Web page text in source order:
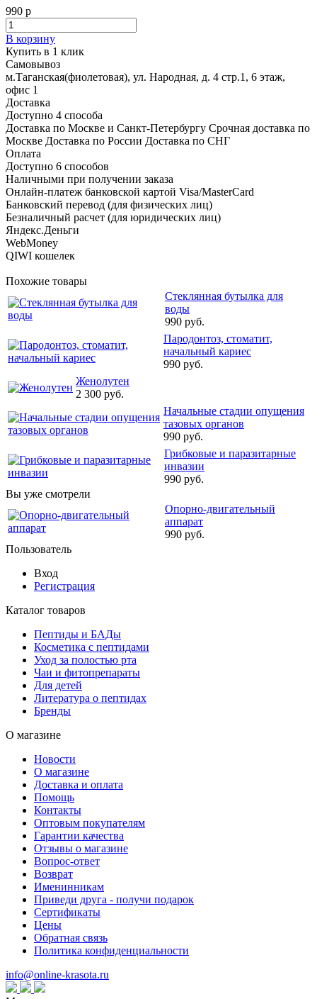
990 р
В корзину
Купить в 1 клик
Самовывоз
м.Таганская(фиолетовая), ул. Народная, д. 4 стр.1, 6 этаж,
офис 1
Доставка
Доступно 4 способа
Доставка по Москве и Санкт-Петербургу Срочная доставка по
Москве Доставка по России Доставка по СНГ
Оплата
Доступно 6 способов
Наличными при получении заказа
Онлайн-платеж банковской картой Visa/MasterCard
Банковский перевод (для физических лиц)
Безналичный расчет (для юридических лиц)
Яндекс.Деньги
WebMoney
QIWI кошелек
Похожие товары
Стеклянная бутылка для
воды
990 руб.
Пародонтоз, стоматит,
начальный кариес
990 руб.
Женолутен
2 300 руб.
Начальные стадии опущения
тазовых органов
990 руб.
Грибковые и паразитарные
инвазии
990 руб.
Вы уже смотрели
Опорно-двигательный
аппарат
990 руб.
Пользователь
Вход
Регистрация
Каталог товаров
Пептиды и БАДы
Косметика с пептидами
Уход за полостью рта
Чаи и фитопрепараты
Для детей
Литература о пептидах
Бренды
О магазине
Новости
О магазине
Доставка и оплата
Помощь
Контакты
Оптовым покупателям
Гарантии качества
Отзывы о магазине
Вопрос-ответ
Возврат
Именинникам
Приведи друга - получи подарок
Сертификаты
Цены
Обратная связь
Политика конфиденциальности
info@online-krasota.ru